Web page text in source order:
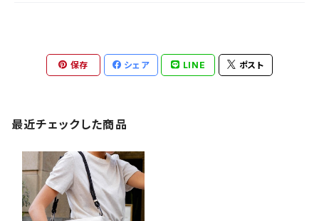
保存 シェア LINE ポスト
最近チェックした商品